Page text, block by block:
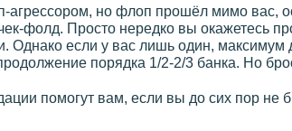
но флоп прошёл мимо вас,
фолд. Просто нередко вы окажетесь
Однако если у вас лишь один,
порядка 1/2-2/3 банка. Но
помогут вам, если вы до сих пор не